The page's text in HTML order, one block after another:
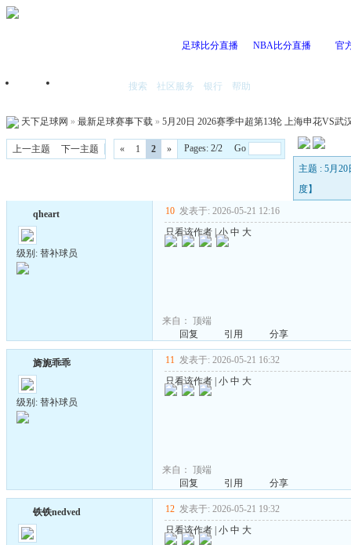
足球比分直播 NBA比分直播 官
首页 搜索 社区服务 银行 帮助
天下足球网 » 最新足球赛事下载 » 5月20日 2026赛季中超第13轮 上海申花VS武
上一主题 下一主题 « 1 2 »
Pages: 2/2 Go
主题 : 5月
度】
qheart
级别: 替补球员
10 发表于: 2026-05-21 12:16
只看该作者 |小 中 大
来自： 顶端
回复
引用 分享
旖旎乖乖
级别: 替补球员
11 发表于: 2026-05-21 16:32
只看该作者 小 中 大
来自： 顶端
回复
引用 分享
铁铁nedved 12 发表于: 2026-05-21 19:32
只看该作者 小 中 大